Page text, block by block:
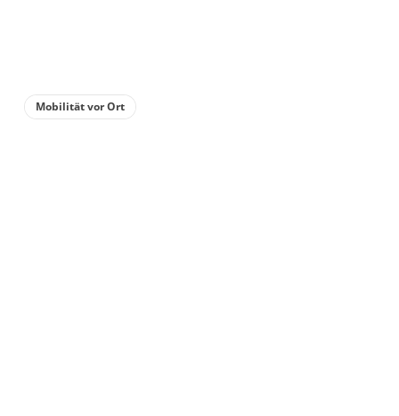
Mobilität vor Ort